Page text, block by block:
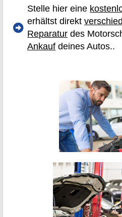
Stelle hier eine
erhältst direkt
Reparatur des
Ankauf deines Autos..